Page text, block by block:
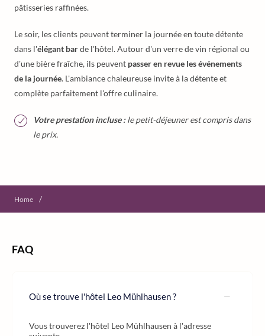
pâtisseries raffinées.
Le soir, les clients peuvent terminer la journée en toute détente
dans l'élégant barde l'hôtel. Autour d'un verre de vin régional ou
d'une bière fraîche, ils peuvent passer en revue les événements
de la journée. L'ambiance chaleureuse invite à la détente et
complète parfaitement l'offre culinaire.
Votre prestation incluse :le petit-déjeuner est compris dans
le prix.
Home /
FAQ
Où se trouve l'hôtel Leo Mühlhausen ?
Vous trouverez l'hôtel Leo Mühlhausen à l'adresse